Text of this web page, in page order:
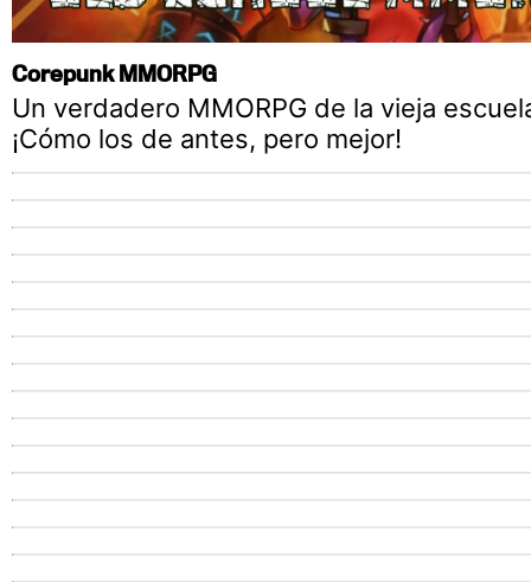
Corepunk MMORPG
Un verdadero MMORPG de la vieja
¡Cómo los de antes, pero mejor!